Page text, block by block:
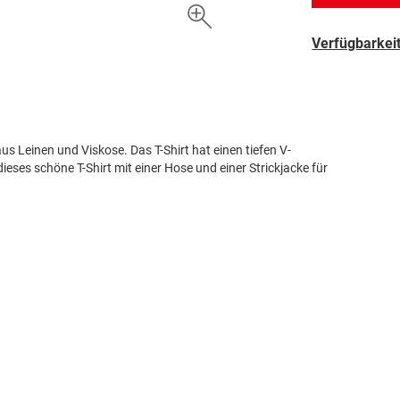
Leinen und Viskose. Das T-Shirt hat einen tiefen V-
schöne T-Shirt mit einer Hose und einer Strickjacke für